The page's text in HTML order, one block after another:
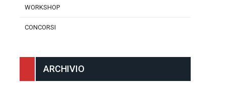
WORKSHOP
CONCORSI
ARCHIVIO